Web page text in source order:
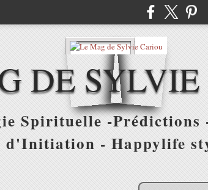
DE
Spirituelle -Prédictions
d'Initiation - Happylife